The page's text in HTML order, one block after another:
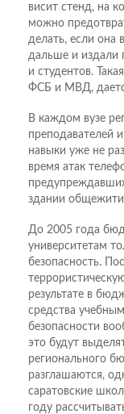
висит стенд, на
можно
делать, если
дальше и издали
и студентов.
ФСБ и МВД,
В каждом вузе
преподавателей
навыки уже не
время атак
здании
До 2005 года
университетам
безопасность.
результате в
средства
безопасности
это будут
регионального
разглашаются,
саратовские
году